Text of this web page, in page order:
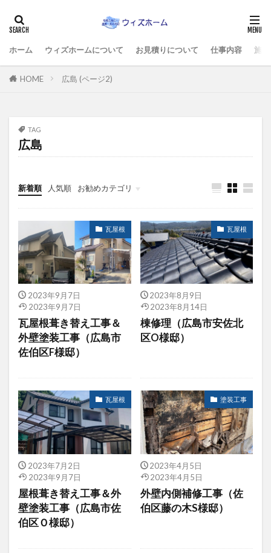
ホーム ウィズホームについて お見積りについて 仕事内容 施
HOME 広島 (ページ2)
TAG
広島
新着順 人気順 お勧めカテゴリ
施工例すべて
瓦屋根
2023年9月7日
2023年9月7日
瓦屋根葺き替え工事＆
外壁塗装工事（広島市
佐伯区F様邸）
瓦屋根
2023年8月9日
2023年8月14日
棟修理（広島市安佐北
区O様邸）
瓦屋根
2023年7月2日
2023年9月7日
屋根葺き替え工事＆外
壁塗装工事（広島市佐
伯区Ｏ様邸）
塗装工事
2023年4月5日
2023年4月5日
外壁内側補修工事（佐
伯区藤の木S様邸）